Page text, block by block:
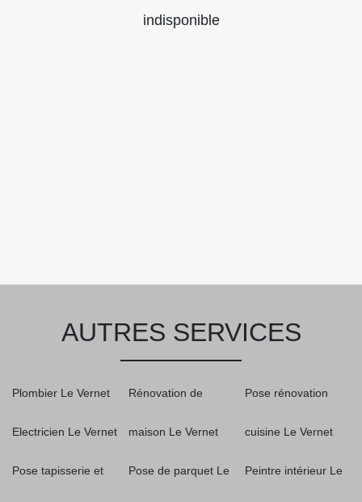
indisponible
AUTRES SERVICES
Plombier Le Vernet
Electricien Le Vernet
Pose tapisserie et
Rénovation de
maison Le Vernet
Pose de parquet Le
Pose rénovation
cuisine Le Vernet
Peintre intérieur Le